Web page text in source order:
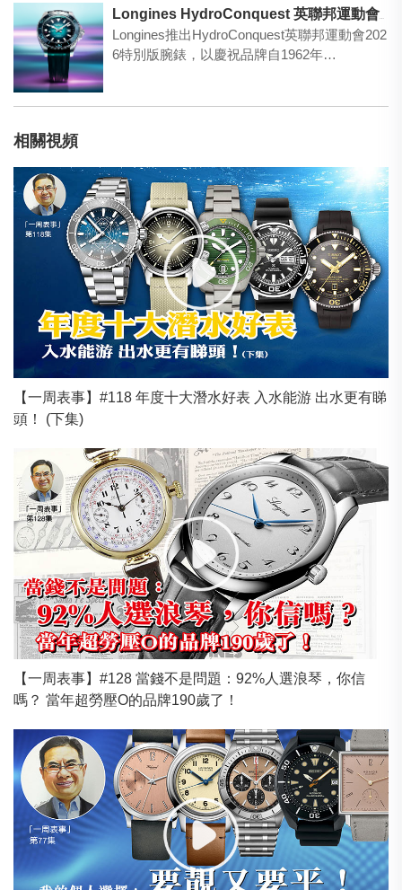
Longines推出HydroConquest英聯邦運動會202
6特別版腕錶，以慶祝品牌自1962年…
相關視頻
【一周表事】#118 年度十大潛水好表 入水能游 出水更有睇
頭！ (下集)
【一周表事】#128 當錢不是問題：92%人選浪琴，你信
嗎？ 當年超勞壓O的品牌190歲了！